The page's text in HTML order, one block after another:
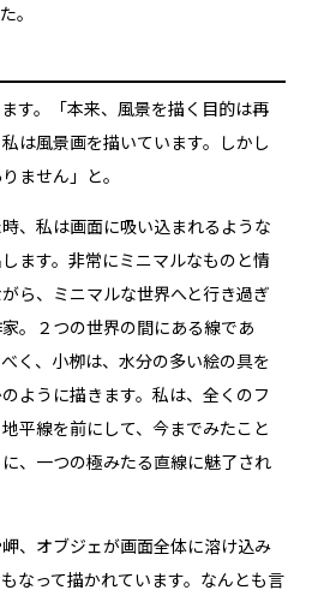
。
す。「本来、風景を描く目的は再
は風景画を描いています。しかし
ません」と。
、私は画面に吸い込まれるような
ます。非常にミニマルなものと情
ら、ミニマルな世界へと行き過ぎ
。２つの世界の間にある線であ
く、小栁は、水分の多い絵の具を
ように描きます。私は、全くのフ
平線を前にして、今までみたこと
、一つの極みたる直線に魅了され
、オブジェが画面全体に溶け込み
なって描かれています。なんとも言